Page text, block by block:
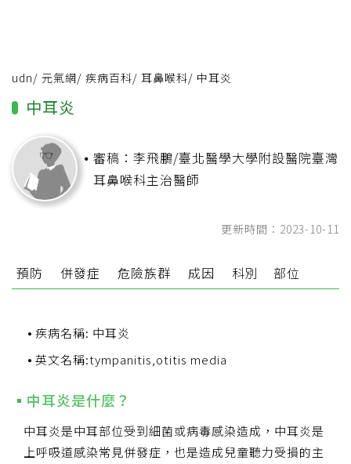
udn/ 元氣網/ 疾病百科/ 耳鼻喉科/ 中耳炎
中耳炎
審稿：李飛鵬/臺北醫學大學附設醫院臺灣
耳鼻喉科主治醫師
更新時間：2023-10-11
預防 併發症 危險族群 成因 科別 部位
疾病名稱: 中耳炎
英文名稱:tympanitis,otitis media
中耳炎是什麼？
中耳炎是中耳部位受到細菌或病毒感染造成，中耳炎是
上呼吸道感染常見併發症，也是造成兒童聽力受損的主